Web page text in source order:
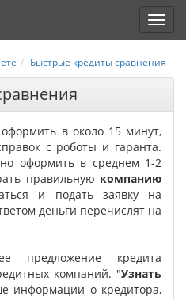
Быстрые кредиты сравнения
в около 15 минут,
с роботы и гаранта.
оформить в среднем 1-2
правильную компанию
и подать заявку на
деньги перечислят на
предложение кредита
компаний. "Узнать
информации о кредитора,